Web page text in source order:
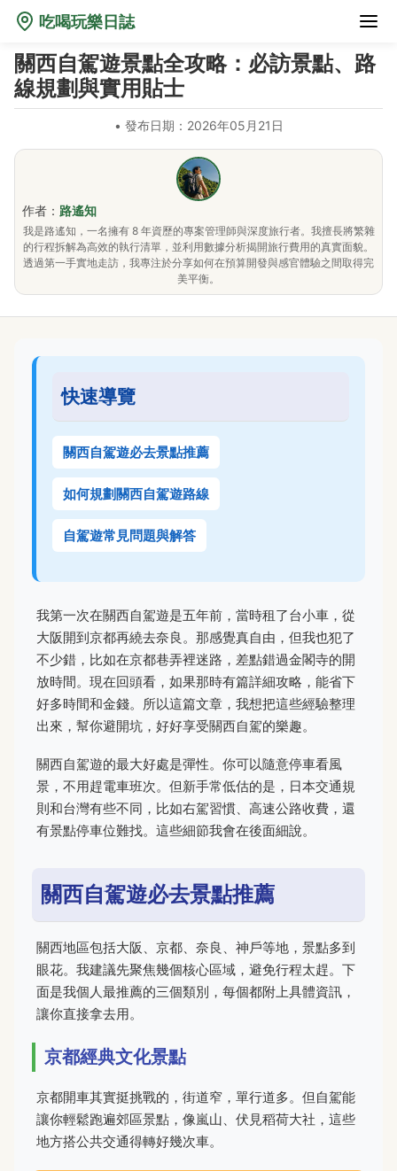
吃喝玩樂日誌
關西自駕遊景點全攻略：必訪景點、路
線規劃與實用貼士
• 發布日期：2026年05月21日
作者： 路遙知
我是路遙知，一名擁有 8 年資歷的專案管理師與深度旅行者。我擅長將繁雜
的行程拆解為高效的執行清單，並利用數據分析揭開旅行費用的真實面貌。
透過第一手實地走訪，我專注於分享如何在預算開發與感官體驗之間取得完
美平衡。
快速導覽
關西自駕遊必去景點推薦
如何規劃關西自駕遊路線
自駕遊常見問題與解答
我第一次在關西自駕遊是五年前，當時租了台小車，從
大阪開到京都再繞去奈良。那感覺真自由，但我也犯了
不少錯，比如在京都巷弄裡迷路，差點錯過金閣寺的開
放時間。現在回頭看，如果那時有篇詳細攻略，能省下
好多時間和金錢。所以這篇文章，我想把這些經驗整理
出來，幫你避開坑，好好享受關西自駕的樂趣。
關西自駕遊的最大好處是彈性。你可以隨意停車看風
景，不用趕電車班次。但新手常低估的是，日本交通規
則和台灣有些不同，比如右駕習慣、高速公路收費，還
有景點停車位難找。這些細節我會在後面細說。
關西自駕遊必去景點推薦
關西地區包括大阪、京都、奈良、神戶等地，景點多到
眼花。我建議先聚焦幾個核心區域，避免行程太趕。下
面是我個人最推薦的三個類別，每個都附上具體資訊，
讓你直接拿去用。
京都經典文化景點
京都開車其實挺挑戰的，街道窄，單行道多。但自駕能
讓你輕鬆跑遍郊區景點，像嵐山、伏見稻荷大社，這些
地方搭公共交通得轉好幾次車。